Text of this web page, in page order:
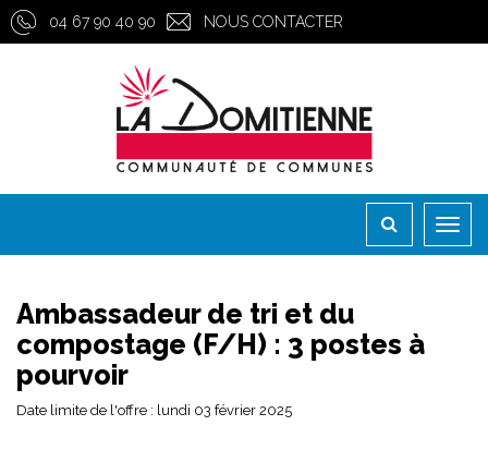
Gestion des traceurs
04 67 90 40 90 NOUS CONTACTER
Ambassadeur de tri et du
compostage (F/H) : 3 postes à
pourvoir
Date limite de l'offre : lundi 03 février 2025